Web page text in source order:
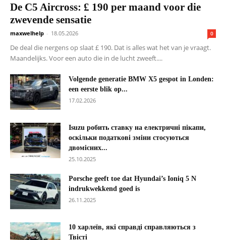
De C5 Aircross: £ 190 per maand voor die
zwevende sensatie
maxwelhelp - 18.05.2026 0
De deal die nergens op slaat £ 190. Dat is alles wat het van je vraagt.
Maandelijks. Voor een auto die in de lucht zweeft....
Volgende generatie BMW X5 gespot in Londen:
een eerste blik op...
17.02.2026
Isuzu робить ставку на електричні пікапи,
оскільки податкові зміни стосуються
двомісних...
25.10.2025
Porsche geeft toe dat Hyundai’s Ioniq 5 N
indrukwekkend goed is
26.11.2025
10 харлеїв, які справді справляються з
Твісті